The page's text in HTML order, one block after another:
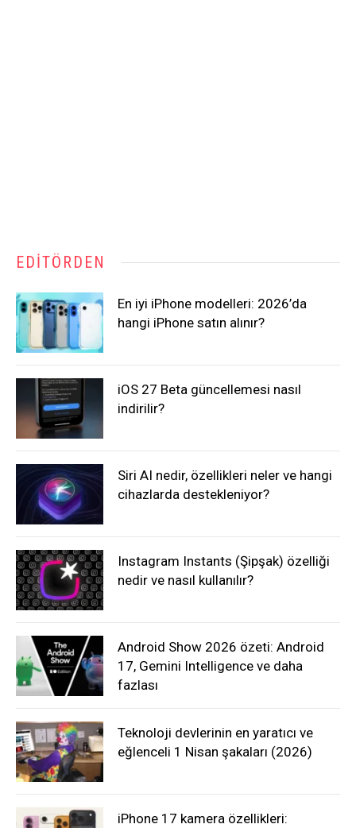
EDITÖRDEN
En iyi iPhone modelleri: 2026’da
hangi iPhone satın alınır?
iOS 27 Beta güncellemesi nasıl
indirilir?
Siri AI nedir, özellikleri neler ve hangi
cihazlarda destekleniyor?
Instagram Instants (Şipşak) özelliği
nedir ve nasıl kullanılır?
Android Show 2026 özeti: Android
17, Gemini Intelligence ve daha
fazlası
Teknoloji devlerinin en yaratıcı ve
eğlenceli 1 Nisan şakaları (2026)
iPhone 17 kamera özellikleri: